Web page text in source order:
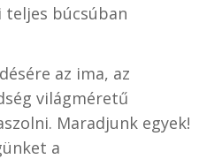
teljes búcsúban
az ima, az
világméretű
Maradjunk egyek!
a